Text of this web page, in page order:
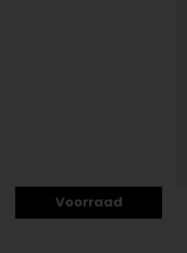
Voorraad